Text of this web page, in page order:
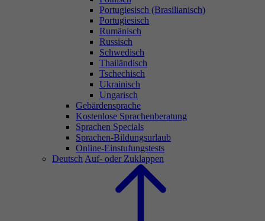
Portugiesisch (Brasilianisch)
Portugiesisch
Rumänisch
Russisch
Schwedisch
Thailändisch
Tschechisch
Ukrainisch
Ungarisch
Gebärdensprache
Kostenlose Sprachenberatung
Sprachen Specials
Sprachen-Bildungsurlaub
Online-Einstufungstests
Deutsch Auf- oder Zuklappen